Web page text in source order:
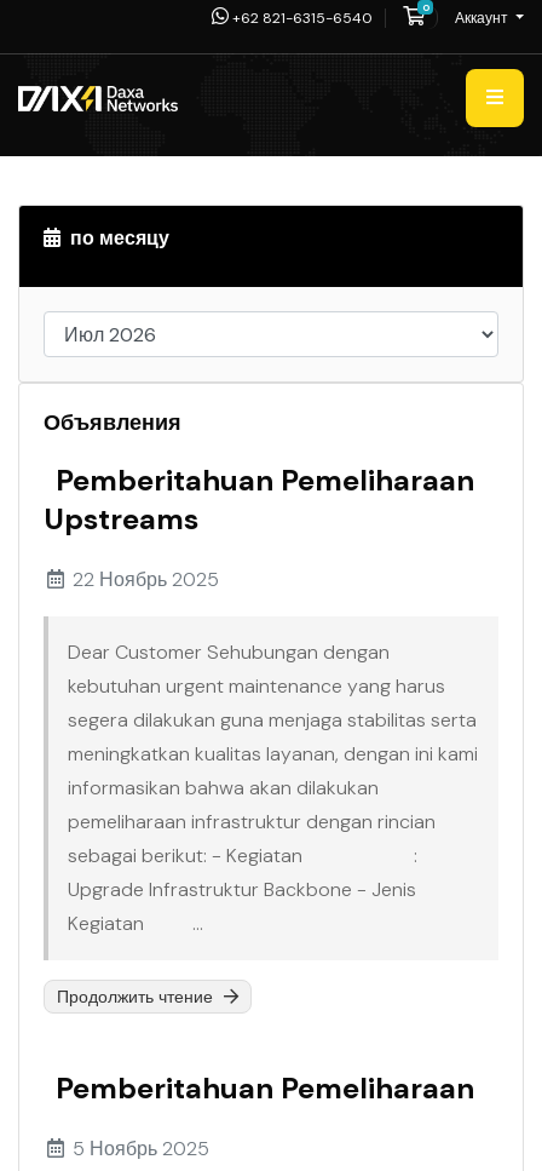
+62 821-6315-6540
0
КорзинаАккаунт
по месяцу
Объявления
Pemberitahuan Pemeliharaan
Upstreams
22 Ноябрь 2025
Dear Customer Sehubungan dengan
kebutuhan urgent maintenance yang harus
segera dilakukan guna menjaga stabilitas serta
meningkatkan kualitas layanan, dengan ini kami
informasikan bahwa akan dilakukan
pemeliharaan infrastruktur dengan rincian
sebagai berikut: - Kegiatan :
Upgrade Infrastruktur Backbone - Jenis
Kegiatan ...
Продолжить чтение
Pemberitahuan Pemeliharaan
5 Ноябрь 2025